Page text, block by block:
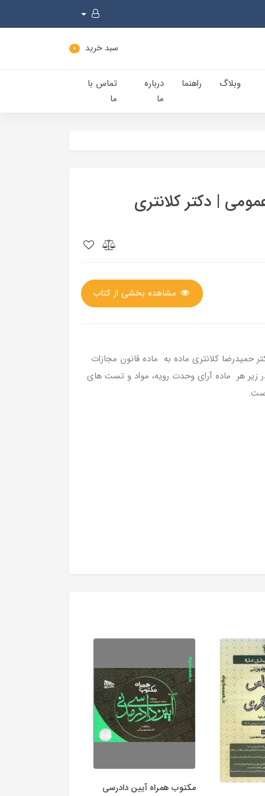
سبد خرید 0
وبلاگ راهنما
درباره
ما
تماس با
ما
| دکتر کلانتری
مشاهده بخشی از کتاب
کلانتری ماده به ماده قانون مجازات
زیر هر ماده آرای وحدت رویه، مواد و تست های
مکتوب همراه آیین دادرسی